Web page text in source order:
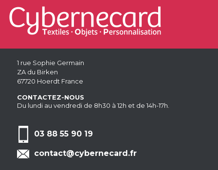
1 rue Sophie Germain
ZA du Birken
67720 Hoerdt France
CONTACTEZ-NOUS
Du lundi au vendredi de 8h30 à 12h et de 14h-17h.
03 88 55 90 19
contact@cybernecard.fr